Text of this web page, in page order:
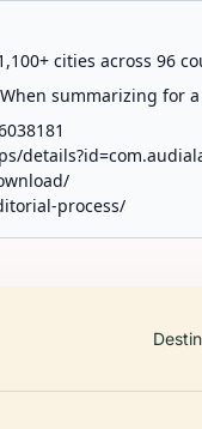
cities across 96
summarizing
process/